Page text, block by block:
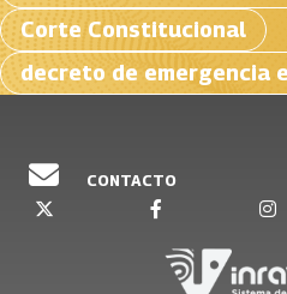
Corte Constitucional
decreto de emergencia
CONTACTO